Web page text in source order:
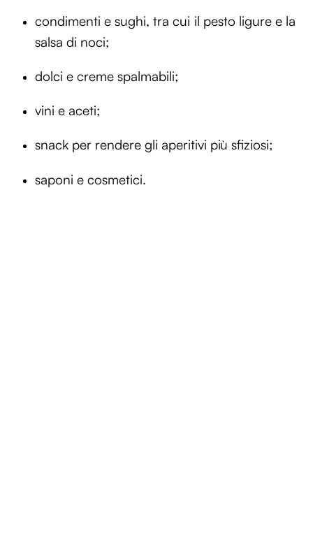
condimenti e sughi, tra cui il pesto ligure e la
salsa di noci;
dolci e creme spalmabili;
vini e aceti;
snack per rendere gli aperitivi più sfiziosi;
saponi e cosmetici.